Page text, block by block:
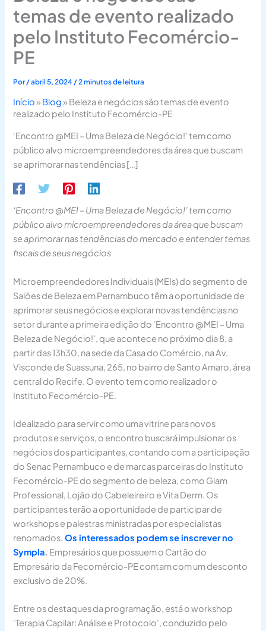
temas de evento realizado
pelo Instituto Fecomércio-
PE
Por/abril 5, 2024 /2 minutos de leitura
Início» Blog» Beleza e negócios são temas de evento
realizado pelo Instituto Fecomércio-PE
‘Encontro @MEI – Uma Beleza de Negócio!’ tem como
público alvo microempreendedores da área que buscam
se aprimorar nas tendências […]
‘Encontro @MEI – Uma Beleza de Negócio!’ tem como
público alvo microempreendedores da área que buscam
se aprimorar nas tendências do mercado e entender temas
fiscais de seus negócios
Microempreendedores Individuais (MEIs) do segmento de
Salões de Beleza em Pernambuco têm a oportunidade de
aprimorar seus negócios e explorar novas tendências no
setor durante a primeira edição do ‘Encontro @MEI – Uma
Beleza de Negócio!’, que acontece no próximo dia 8, a
partir das 13h30, na sede da Casa do Comércio, na Av.
Visconde de Suassuna, 265, no bairro de Santo Amaro, área
central do Recife. O evento tem como realizador o
Instituto Fecomércio-PE.
Idealizado para servir como uma vitrine para novos
produtos e serviços, o encontro buscará impulsionar os
negócios dos participantes, contando com a participação
do Senac Pernambuco e de marcas parceiras do Instituto
Fecomércio-PE do segmento de beleza, como Glam
Professional, Lojão do Cabeleireiro e Vita Derm. Os
participantes terão a oportunidade de participar de
workshops e palestras ministradas por especialistas
renomados. Os interessados podem se inscrever no
Sympla. Empresários que possuem o Cartão do
Empresário da Fecomércio-PE contam com um desconto
exclusivo de 20%.
Entre os destaques da programação, está o workshop
‘Terapia Capilar: Análise e Protocolo’, conduzido pelo